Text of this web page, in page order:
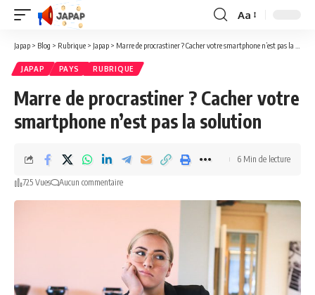
Redimensionner
la
Aa
Japap > Blog > Rubrique > Japap > Marre de procrastiner ? Cacher votre smartphone n’est pas la solution
JAPAP PAYS RUBRIQUE
Marre de procrastiner ? Cacher votre
smartphone n’est pas la solution
725 Vues Aucun commentaire
6 Min de lecture